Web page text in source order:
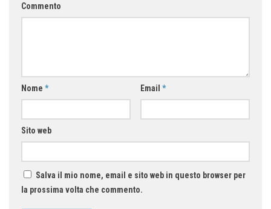
Commento
Nome * Email *
Sito web
Salva il mio nome, email e sito web in questo browser per
la prossima volta che commento.